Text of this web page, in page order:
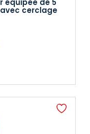
équipée de 5
cerclage